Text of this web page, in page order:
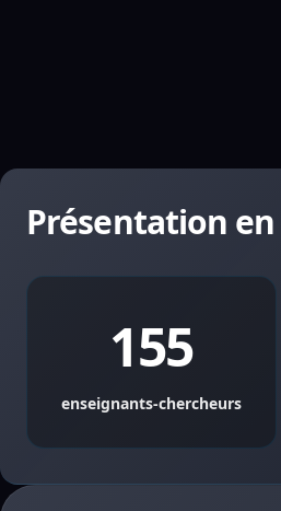
Présentation
155
enseignants-chercheurs